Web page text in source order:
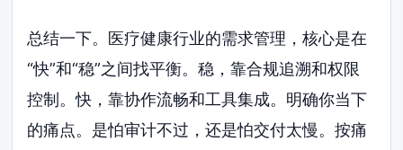
总结一下。医疗健康行业的需求管理，核心是在
“快”和“稳”之间找平衡。稳，靠合规追溯和权限
控制。快，靠协作流畅和工具集成。明确你当下
的痛点。是怕审计不过，还是怕交付太慢。按痛